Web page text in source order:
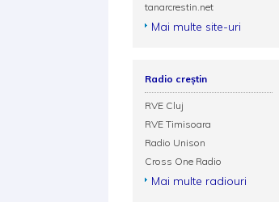
tanarcrestin.net
Mai multe site-uri
Radio creștin
RVE Cluj
RVE Timisoara
Radio Unison
Cross One Radio
Mai multe radiouri